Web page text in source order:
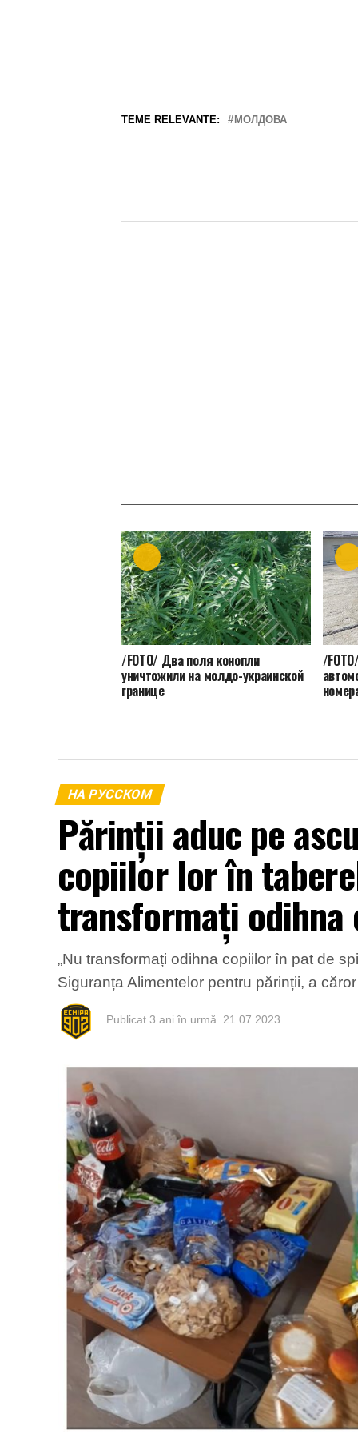
TEME RELEVANTE: МОЛДОВА
/FOTO/ Два поля конопли
уничтожили на молдо-украинской
границе
/
НА РУССКОМ
Părinții aduc pe
copiilor lor în
transformați
„Nu transformați odihna copiilor în pat de
Siguranța Alimentelor pentru părinții, a
Publicat 3 ani în urmă 21.07.2023